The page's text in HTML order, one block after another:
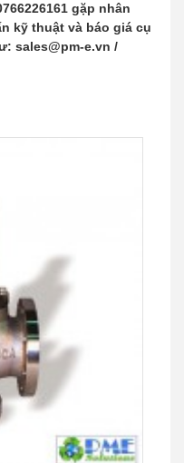
gặp nhân
kỹ thuật và báo giá cụ
sales@pm-e.vn /